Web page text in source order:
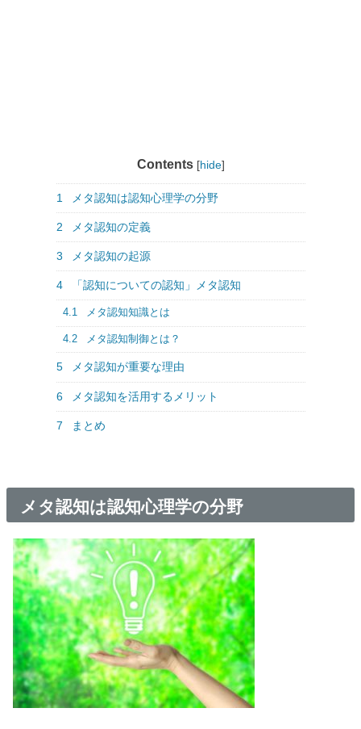
Contents [hide]
1 メタ認知は認知心理学の分野
2 メタ認知の定義
3 メタ認知の起源
4 「認知についての認知」メタ認知
4.1 メタ認知知識とは
4.2 メタ認知制御とは？
5 メタ認知が重要な理由
6 メタ認知を活用するメリット
7 まとめ
メタ認知は認知心理学の分野